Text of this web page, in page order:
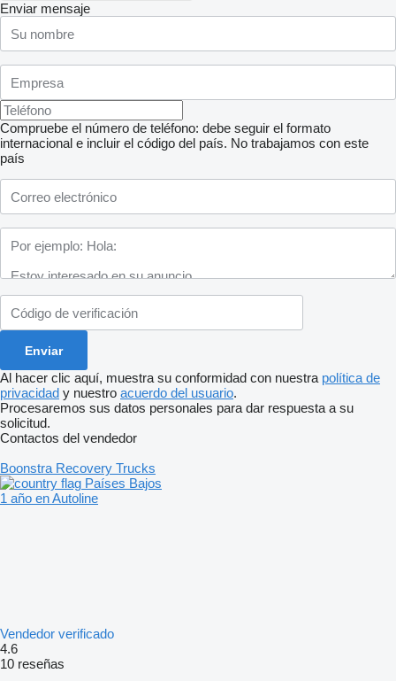
Enviar mensaje
Compruebe el número de teléfono: debe seguir el formato
internacional e incluir el código del país. No trabajamos con este
país
Al hacer clic aquí, muestra su conformidad con nuestra política de
privacidad y nuestro acuerdo del usuario.
Procesaremos sus datos personales para dar respuesta a su
solicitud.
Contactos del vendedor
Boonstra Recovery Trucks
Países Bajos
1 año en Autoline
Vendedor verificado
4.6
10 reseñas